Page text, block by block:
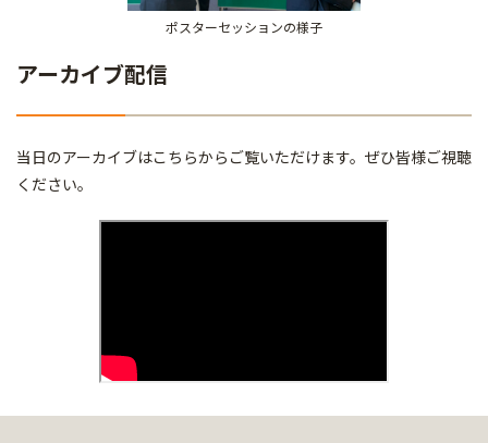
ポスターセッションの様子
アーカイブ配信
当日のアーカイブはこちらからご覧いただけます。ぜひ皆様ご視聴
ください。